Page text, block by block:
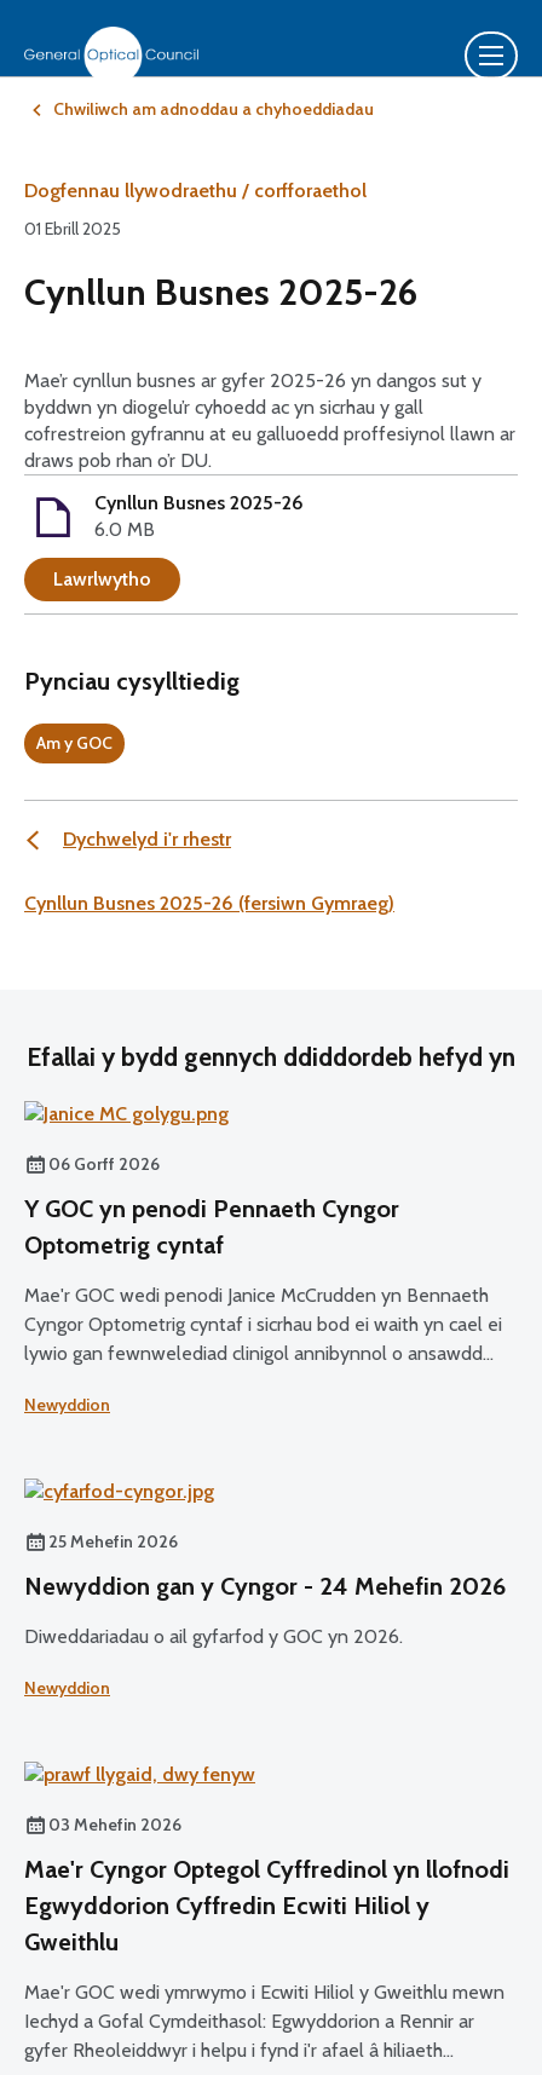
Chwiliwch am adnoddau a chyhoeddiadau
Dogfennau llywodraethu / corfforaethol
01 Ebrill 2025
Cynllun Busnes 2025-26
Mae’r cynllun busnes ar gyfer 2025-26 yn dangos sut y
byddwn yn diogelu’r cyhoedd ac yn sicrhau y gall
cofrestreion gyfrannu at eu galluoedd proffesiynol llawn ar
draws pob rhan o’r DU.
Cynllun Busnes 2025-26
6.0 MB
Lawrlwytho
Pynciau cysylltiedig
Am y GOC
Dychwelyd i'r rhestr
Cynllun Busnes 2025-26 (fersiwn Gymraeg)
Efallai y bydd gennych ddiddordeb hefyd yn
06 Gorff 2026
Y GOC yn penodi Pennaeth Cyngor
Optometrig cyntaf
Mae'r GOC wedi penodi Janice McCrudden yn Bennaeth
Cyngor Optometrig cyntaf i sicrhau bod ei waith yn cael ei
lywio gan fewnwelediad clinigol annibynnol o ansawdd
swyddogaethau craidd.
Newyddion
25 Mehefin 2026
Newyddion gan y Cyngor - 24 Mehefin 2026
Diweddariadau o ail gyfarfod y GOC yn 2026.
Newyddion
03 Mehefin 2026
Mae'r Cyngor Optegol Cyffredinol yn llofnodi
Egwyddorion Cyffredin Ecwiti Hiliol y
Gweithlu
Mae'r GOC wedi ymrwymo i Ecwiti Hiliol y Gweithlu mewn
Iechyd a Gofal Cymdeithasol: Egwyddorion a Rennir ar
gyfer Rheoleiddwyr i helpu i fynd i'r afael â hiliaeth